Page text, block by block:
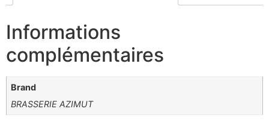
Informations
complémentaires
Brand
BRASSERIE AZIMUT